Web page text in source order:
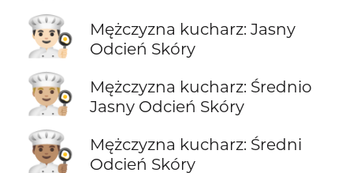
👨🏻‍🍳
Mężczyzna kucharz: Jasny
Odcień Skóry
👨🏼‍🍳
Mężczyzna kucharz: Średnio
Jasny Odcień Skóry
👨🏽‍🍳
Mężczyzna kucharz: Średni
Odcień Skóry